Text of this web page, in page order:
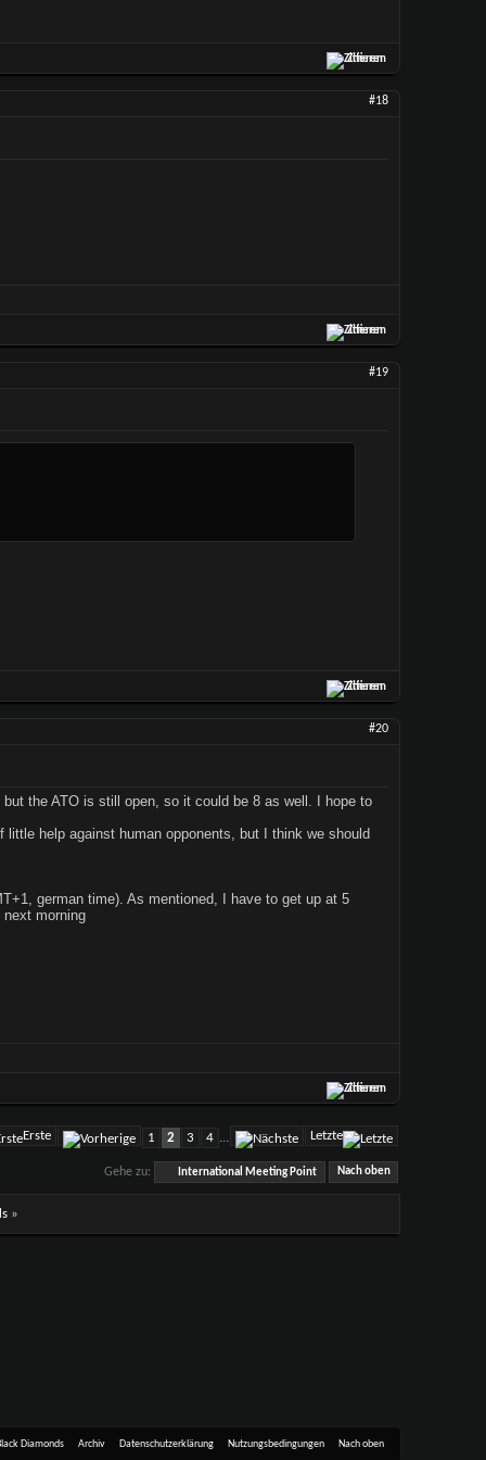
Zitieren
#18
Zitieren
#19
Zitieren
#20
the ATO is still open, so it could be 8 as well. I hope to
help against human opponents, but I think we should
german time). As mentioned, I have to get up at 5
morning
Zitieren
Erste 1 2 3 4 Letzte
Gehe zu: International Meeting Point Nach oben
»
Diamonds Archiv Datenschutzerklärung Nutzungsbedingungen Nach oben